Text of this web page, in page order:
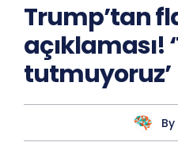
Trump’tan
açıklaması!
tutmuyoruz’
By